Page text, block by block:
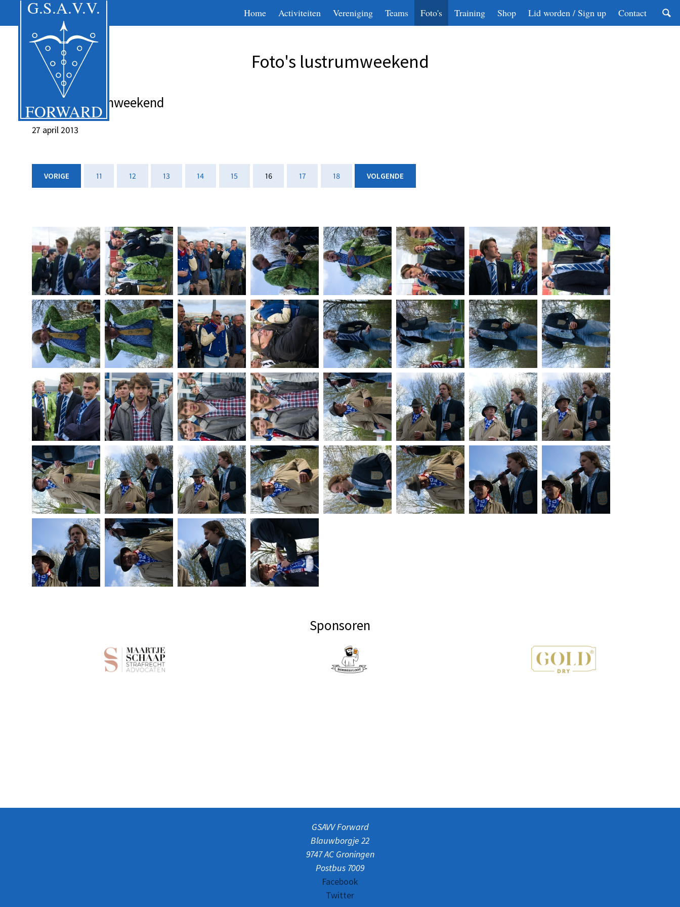
Home Activiteiten Vereniging Teams Foto's Training Shop Lid worden / Sign up Contact
Foto's lustrumweekend
Foto's lustrumweekend
27 april 2013
VORIGE 11 12 13 14 15 16 17 18 VOLGENDE
Sponsoren
GSAVV Forward
Blauwborgje 22
9747 AC Groningen
Postbus 7009
Facebook
Twitter